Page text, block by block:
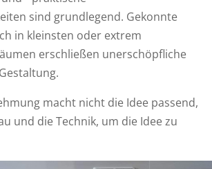
sind grundlegend. Gekonnte
in kleinsten oder extrem
erschließen unerschöpfliche
macht nicht die Idee passend,
und die Technik, um die Idee zu